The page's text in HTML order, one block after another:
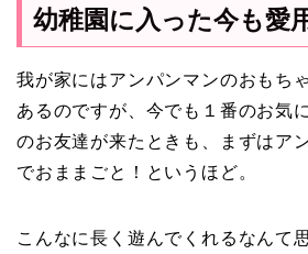
幼稚園に入った今も愛
我が家にはアンパンマンのおもち
あるのですが、今でも１番のお気
のお友達が来たときも、まずはア
でおままごと！というほど。
こんなに長く遊んでくれるなんて